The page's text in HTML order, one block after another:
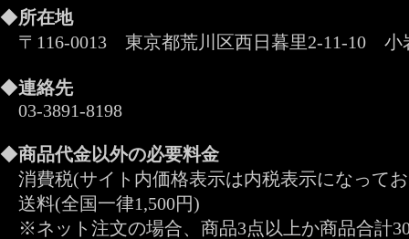
◆所在地
〒116-0013 東京都荒川区西日暮里2-11-10 小
◆連絡先
03-3891-8198
◆商品代金以外の必要料金
消費税(サイト内価格表示は内税表示になって
送料(全国一律1,500円)
※ネット注文の場合、商品3点以上か商品合計